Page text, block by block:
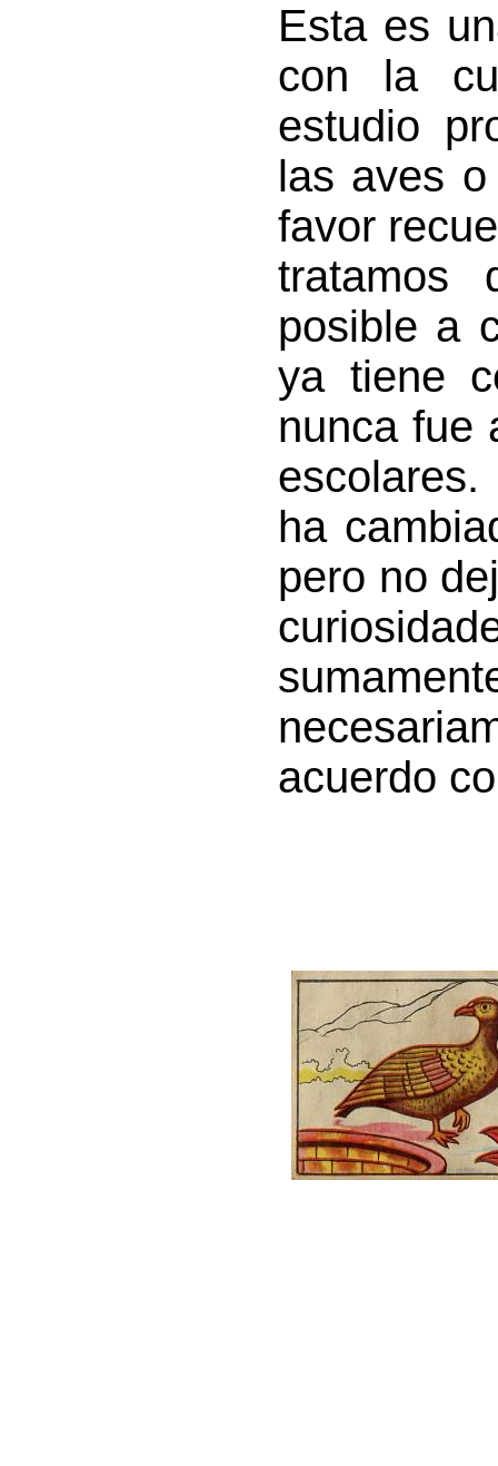
Esta es
con la
estudio
las aves
favor
tratamos
posible a
ya tiene
nunca fue
ha
pero no
acuerdo